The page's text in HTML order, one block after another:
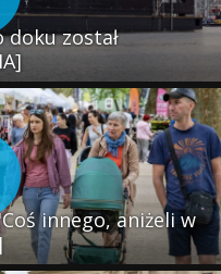
doku został
innego, aniżeli w